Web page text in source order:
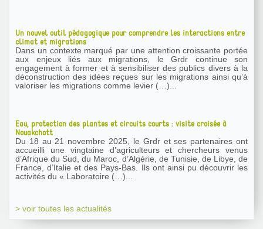
Un nouvel outil pédagogique pour comprendre les interactions entre
climat et migrations
Dans un contexte marqué par une attention croissante portée
aux enjeux liés aux migrations, le Grdr continue son
engagement à former et à sensibiliser des publics divers à la
déconstruction des idées reçues sur les migrations ainsi qu’à
valoriser les migrations comme levier (…)...
Eau, protection des plantes et circuits courts : visite croisée à
Nouakchott
Du 18 au 21 novembre 2025, le Grdr et ses partenaires ont
accueilli une vingtaine d’agriculteurs et chercheurs venus
d’Afrique du Sud, du Maroc, d’Algérie, de Tunisie, de Libye, de
France, d’Italie et des Pays-Bas. Ils ont ainsi pu découvrir les
activités du « Laboratoire (…)...
> voir toutes les actualités